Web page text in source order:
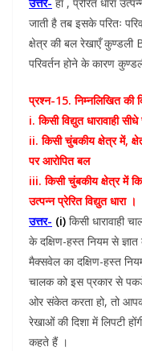
जाती है तब इसके परितः
क्षेत्र की बल रेखाएँ
परिवर्तन होने के कारण
प्रश्न-15. निम्नलिखित की
i. किसी विद्युत धारावाही
ii. किसी चुंबकीय क्षेत्र में,
पर आरोपित बल
iii. किसी चुंबकीय क्षेत्र में
उत्पन्न प्रेरित विद्युत धारा ।
उत्तर- (i) किसी धारावाही
के दक्षिण-हस्त नियम से
मैक्सवेल का दक्षिण-हस्त
चालक को इस प्रकार से पकड़े
ओर संकेत करता हो, तो
रेखाओं की दिशा में लिपटी
कहते हैं ।